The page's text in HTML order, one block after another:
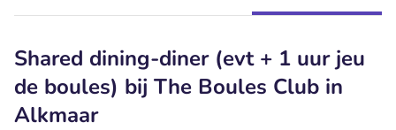
Shared dining-diner (evt + 1 uur jeu
de boules) bij The Boules Club in
Alkmaar